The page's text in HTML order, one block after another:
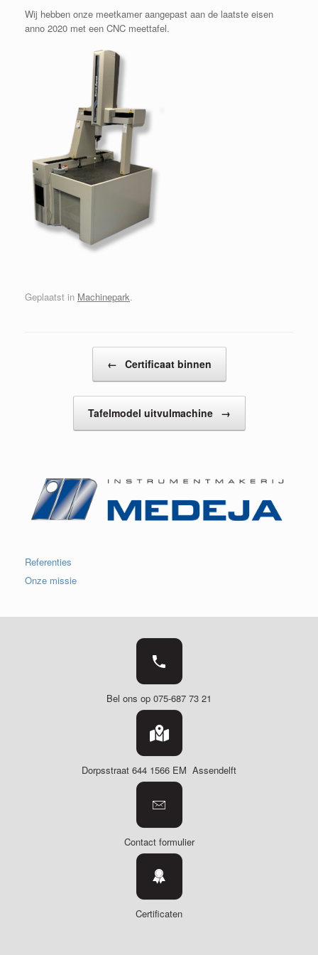
Wij hebben onze meetkamer aangepast aan de laatste eisen
anno 2020 met een CNC meettafel.
Geplaatst in Machinepark.
← Certificaat binnen
Tafelmodel uitvulmachine →
Referenties
Onze missie
Bel ons op 075-687 73 21
Dorpsstraat 644 1566 EM Assendelft
Contact formulier
Certificaten